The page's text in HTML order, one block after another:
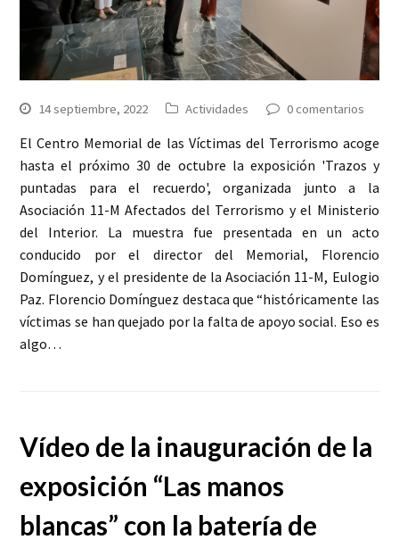
14 septiembre, 2022 Actividades 0 comentarios
El Centro Memorial de las Víctimas del Terrorismo acoge
hasta el próximo 30 de octubre la exposición 'Trazos y
puntadas para el recuerdo', organizada junto a la
Asociación 11-M Afectados del Terrorismo y el Ministerio
del Interior. La muestra fue presentada en un acto
conducido por el director del Memorial, Florencio
Domínguez, y el presidente de la Asociación 11-M, Eulogio
Paz. Florencio Domínguez destaca que “históricamente las
víctimas se han quejado por la falta de apoyo social. Eso es
algo…
Vídeo de la inauguración de la
exposición “Las manos
blancas” con la batería de